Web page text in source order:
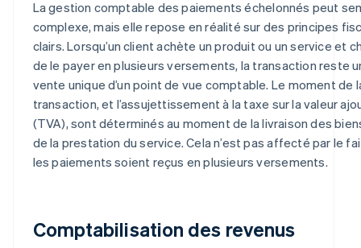
La gestion comptable des paiements échelonnés peut
complexe, mais elle repose en réalité sur des principes
clairs. Lorsqu’un client achète un produit ou un service et
de le payer en plusieurs versements, la transaction reste
vente unique d’un point de vue comptable. Le moment de
transaction, et l’assujettissement à la taxe sur la valeur
(TVA), sont déterminés au moment de la livraison des
de la prestation du service. Cela n’est pas affecté par le
les paiements soient reçus en plusieurs versements.
Comptabilisation des revenus